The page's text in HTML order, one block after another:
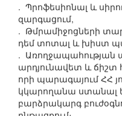
. Պրոֆեսիոնալ և
զարգացում,
. Թմրամիջոցների
դեմ տոտալ և խիստ
.
արդյունավետ և
որի պարագայում ՀՀ
կկարողանա ստանալ
բարձրակարգ